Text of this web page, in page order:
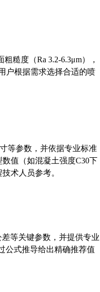
糙度（Ra 3.2-6.3μm），
户根据需求选择合适的喷
等参数，并依据专业标准
数值（如混凝土强度C30下
术人员参考。
等关键参数，并提供专业
公式推导给出精确推荐值